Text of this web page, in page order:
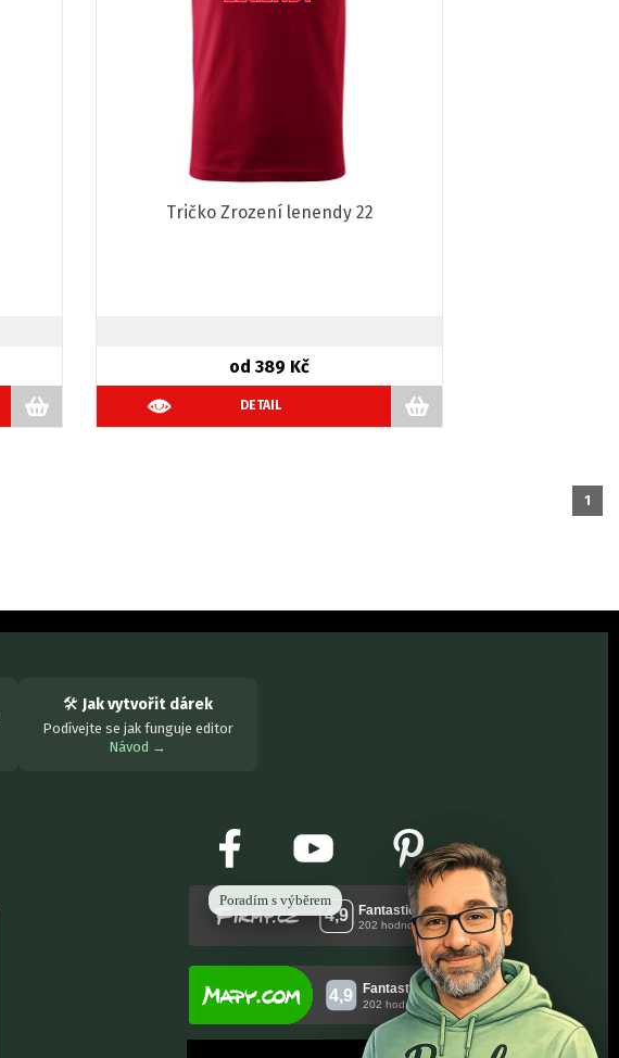
Tričko Zrození lenendy 22
od 389 Kč
DETAIL
1
Poradím s výběrem
🛠 Jak vytvořit dárek
Podívejte se jak funguje editor
Návod →